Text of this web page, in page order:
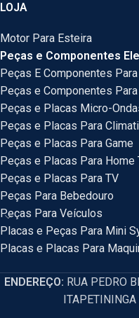
LOJA
Motor Para Esteira
Peças e Componentes
Peças E Componentes
Peças e Componentes
Peças e Placas Micro-
Peças e Placas Para
Peças e Placas Para Game
Peças e Placas Para Home
Peças e Placas Para TV
Peças Para Bebedouro
Peças Para Veículos
Placas e Peças Para Mini
Placas e Placas Para
ENDEREÇO: RUA PEDRO